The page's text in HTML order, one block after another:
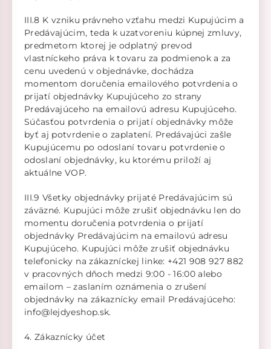
III.8 K vzniku právneho vzťahu medzi Kupujúcim a
Predávajúcim, teda k uzatvoreniu kúpnej zmluvy,
predmetom ktorej je odplatný prevod
vlastníckeho práva k tovaru za podmienok a za
cenu uvedenú v objednávke, dochádza
momentom doručenia emailového potvrdenia o
prijatí objednávky Kupujúceho zo strany
Predávajúceho na emailovú adresu Kupujúceho.
Súčasťou potvrdenia o prijatí objednávky môže
byť aj potvrdenie o zaplatení. Predávajúci zašle
Kupujúcemu po odoslaní tovaru potvrdenie o
odoslaní objednávky, ku ktorému priloží aj
aktuálne VOP.
III.9 Všetky objednávky prijaté Predávajúcim sú
záväzné. Kupujúci môže zrušiť objednávku len do
momentu doručenia potvrdenia o prijatí
objednávky Predávajúcim na emailovú adresu
Kupujúceho. Kupujúci môže zrušiť objednávku
telefonicky na zákazníckej linke: +421 908 927 882
v pracovných dňoch medzi 9:00 - 16:00 alebo
emailom – zaslaním oznámenia o zrušení
objednávky na zákaznícky email Predávajúceho:
info@lejdyeshop.sk.
4. Zákaznícky účet